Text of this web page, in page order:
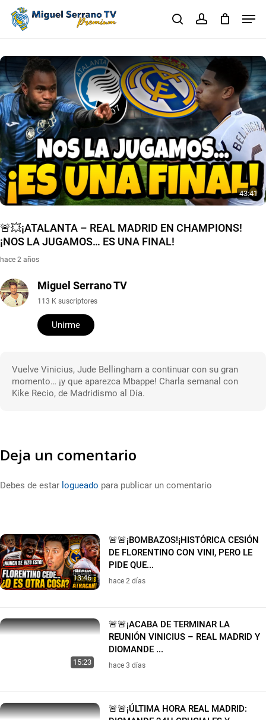
main
searchaccount
43:41
🚨💥¡ATALANTA – REAL MADRID EN CHAMPIONS!
¡NOS LA JUGAMOS… ES UNA FINAL!
hace 2 años
Miguel Serrano TV
113 K suscriptores
Unirme
Vuelve Vinicius, Jude Bellingham a continuar con su gran
momento… ¡y que aparezca Mbappe! Charla semanal con
Kike Recio, de Madridismo al Día.
Deja un comentario
Debes de estar logueado para publicar un comentario
13:46
🚨🚨¡BOMBAZOS!¡HISTÓRICA CESIÓN
DE FLORENTINO CON VINI, PERO LE
PIDE QUE...
hace 2 días
15:23
🚨🚨¡ACABA DE TERMINAR LA
REUNIÓN VINICIUS – REAL MADRID Y
DIOMANDE ...
hace 3 días
🚨🚨¡ÚLTIMA HORA REAL MADRID: